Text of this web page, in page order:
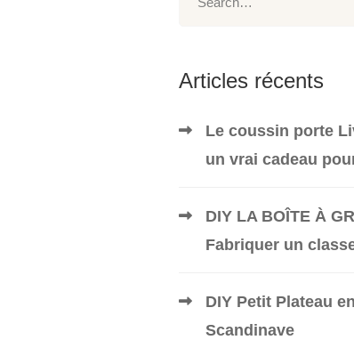
Articles récents
Le coussin porte
un vrai cadeau
DIY LA BOÎTE À
Fabriquer un
DIY Petit Plateau
Scandinave